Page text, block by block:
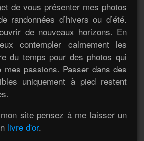
de vous présenter mes photos
randonnées d’hivers ou d’été.
de nouveaux horizons. En
contempler calmement les
du temps pour des photos qui
mes passions. Passer dans des
uniquement à pied restent
site pensez à me laisser un
livre d'or.